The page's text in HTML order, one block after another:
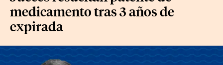
medicamento tras 3 años de
expirada